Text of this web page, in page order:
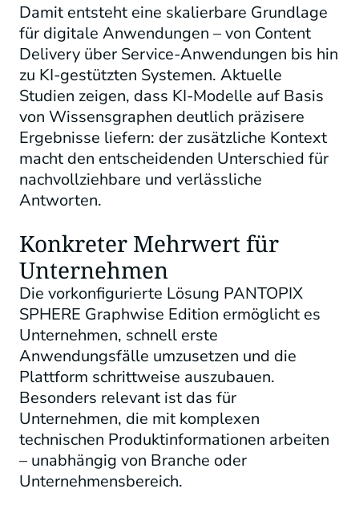
Damit entsteht eine skalierbare Grundlage
für digitale Anwendungen – von Content
Delivery über Service-Anwendungen bis hin
zu KI-gestützten Systemen. Aktuelle
Studien zeigen, dass KI-Modelle auf Basis
von Wissensgraphen deutlich präzisere
Ergebnisse liefern: der zusätzliche Kontext
macht den entscheidenden Unterschied für
nachvollziehbare und verlässliche
Antworten.
Konkreter Mehrwert für
Unternehmen
Die vorkonfigurierte Lösung PANTOPIX
SPHERE Graphwise Edition ermöglicht es
Unternehmen, schnell erste
Anwendungsfälle umzusetzen und die
Plattform schrittweise auszubauen.
Besonders relevant ist das für
Unternehmen, die mit komplexen
technischen Produktinformationen arbeiten
– unabhängig von Branche oder
Unternehmensbereich.